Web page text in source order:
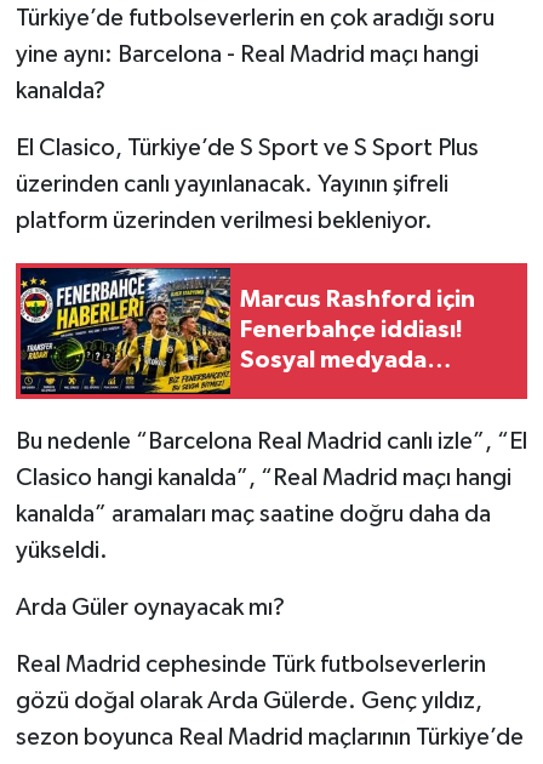
Türkiye’de futbolseverlerin en çok aradığı soru
yine aynı: Barcelona - Real Madrid maçı hangi
kanalda?
El Clasico, Türkiye’de S Sport ve S Sport Plus
üzerinden canlı yayınlanacak. Yayının şifreli
platform üzerinden verilmesi bekleniyor.
Marcus Rashford için
Fenerbahçe iddiası!
Sosyal medyada
Bu nedenle “Barcelona Real Madrid canlı izle”, “El
Clasico hangi kanalda”, “Real Madrid maçı hangi
kanalda” aramaları maç saatine doğru daha da
yükseldi.
Arda Güler oynayacak mı?
Real Madrid cephesinde Türk futbolseverlerin
gözü doğal olarak Arda Gülerde. Genç yıldız,
sezon boyunca Real Madrid maçlarının Türkiye’de